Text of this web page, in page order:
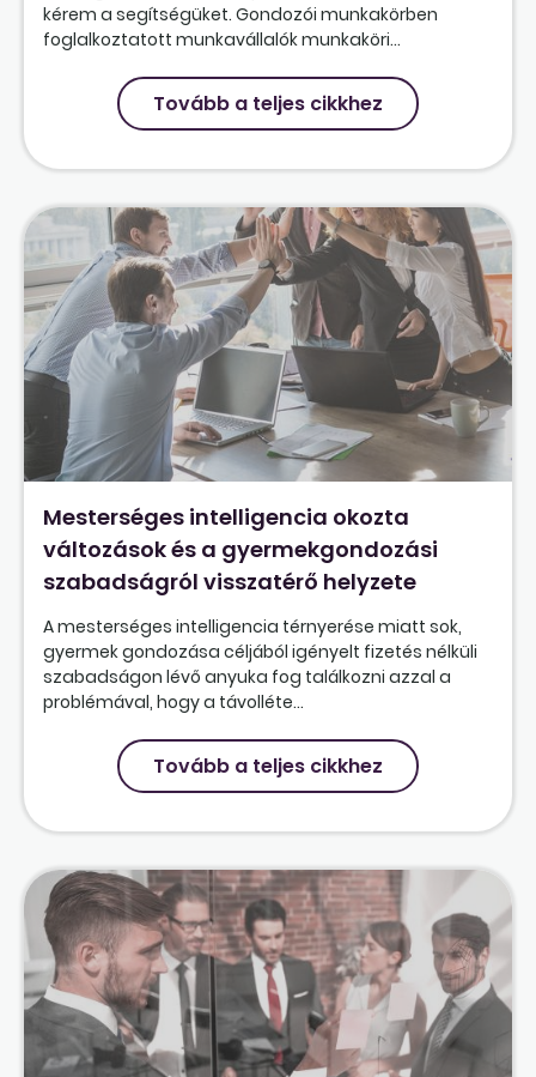
kérem a segítségüket. Gondozói munkakörben
foglalkoztatott munkavállalók munkaköri...
Tovább a teljes cikkhez
Mesterséges intelligencia okozta
változások és a gyermekgondozási
szabadságról visszatérő helyzete
A mesterséges intelligencia térnyerése miatt sok,
gyermek gondozása céljából igényelt fizetés nélküli
szabadságon lévő anyuka fog találkozni azzal a
problémával, hogy a távolléte...
Tovább a teljes cikkhez